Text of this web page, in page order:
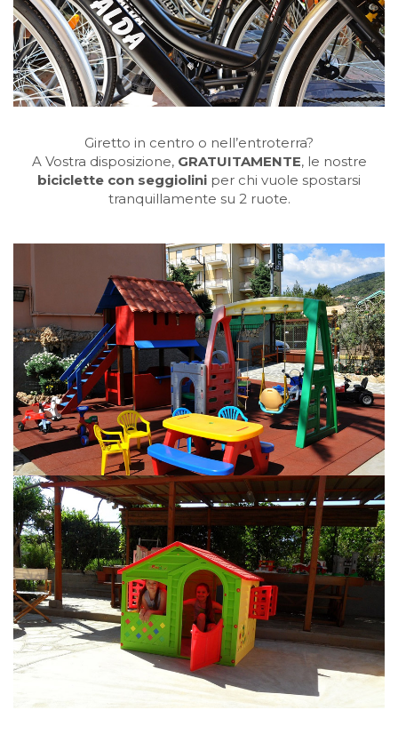
Giretto in centro o nell’entroterra?
A Vostra disposizione, GRATUITAMENTE, le nostre
biciclette con seggiolini per chi vuole spostarsi
tranquillamente su 2 ruote.